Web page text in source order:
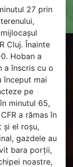
27 prin
Cluj. Înainte
Hoban a
a înscris cu o
început mai
pe
minutul 65,
a rămas în
și el roșu,
gazdele au
bara porții,
noastre,